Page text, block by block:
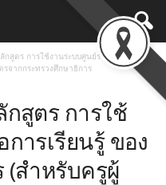
สูตร การใช้งานระบบศูนย์รวมสื่อการเรียนรู้
จากกระทรวงศึกษาธิการ
สูตร การใช้
ารเรียนรู้ ของ
(สำหรับครูผู้